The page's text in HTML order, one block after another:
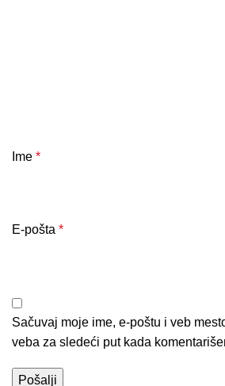
Ime*
E-pošta*
Sačuvaj moje ime, e-poštu i veb
veba za sledeći put kada